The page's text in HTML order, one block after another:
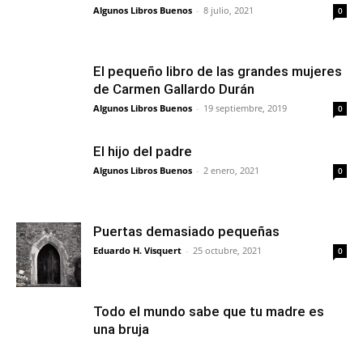
Algunos Libros Buenos - 8 julio, 2021 0
El pequeño libro de las grandes mujeres
de Carmen Gallardo Durán
Algunos Libros Buenos - 19 septiembre, 2019 0
El hijo del padre
Algunos Libros Buenos - 2 enero, 2021 0
Puertas demasiado pequeñas
Eduardo H. Visquert - 25 octubre, 2021 0
Todo el mundo sabe que tu madre es
una bruja